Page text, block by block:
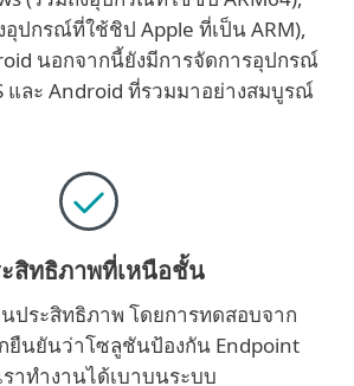
อุปกรณ์ที่ใช้ชิป Apple ที่เป็น ARM),
นอกจากนี้ยังมีการจัดการอุปกรณ์
และ Android ที่รวมมาอย่างสมบูรณ์
สิทธิภาพที่เหนือชั้น
ประสิทธิภาพ โดยการทดสอบจาก
ยืนยันว่าโซลูชันป้องกัน Endpoint
ราทำงานได้เบาบนระบบ